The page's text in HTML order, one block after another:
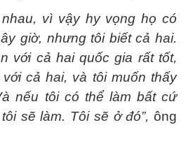
vì vậy hy vọng họ có
giờ, nhưng tôi biết cả hai.
với cả hai quốc gia rất tốt,
cả hai, và tôi muốn thấy
nếu tôi có thể làm bất cứ
sẽ làm. Tôi sẽ ở đó”, ông